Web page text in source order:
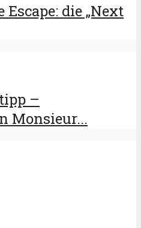
die „Next
–
Monsieur...